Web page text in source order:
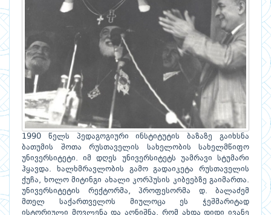
1990 წელს პედაგოგიური ინსტიტუტის ბაზაზე გაიხსნა
ბათუმის შოთა რუსთაველის სახელობის სახელმწიფო
უნივერსიტეტი. იმ დღეს უნივერსიტეტს უამრავი სტუმარი
ჰყავდა. ხალხმრავლობის გამო გადაიკეტა რუსთაველის
ქუჩა, ხოლო მიტინგი ახალი კორპუსის კიბეებზე გაიმართა.
უნივერსიტეტის რექტორმა, პროფესორმა დ. ბალაძემ
მთელ საქართველოს მიულოცა ეს ჭეშმარიტად
ისტორიული მოვლენა და აღნიშნა, რომ ახდა დიდი ივანე